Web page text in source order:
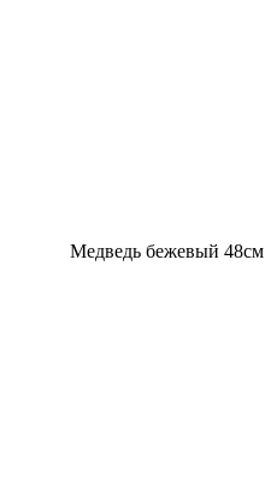
Медведь бежевый 48см